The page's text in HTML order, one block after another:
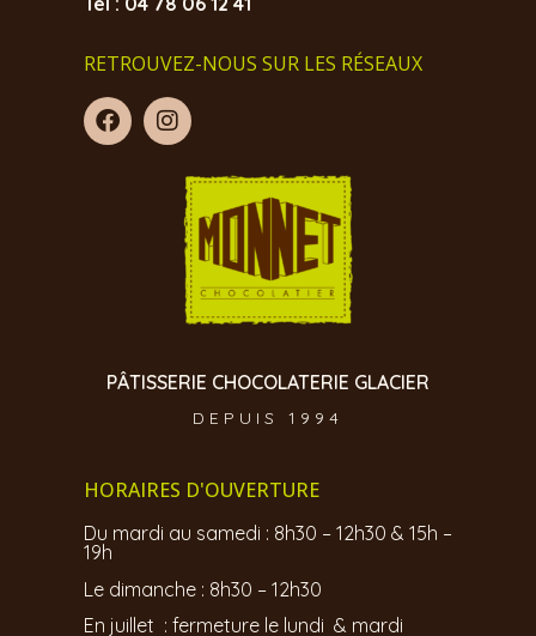
RETROUVEZ-NOUS SUR LES RÉSEAUX
PÂTISSERIE CHOCOLATERIE GLACIER
DEPUIS 1994
HORAIRES D'OUVERTURE
Du mardi au samedi : 8h30 – 12h30 & 15h –
19h
Le dimanche : 8h30 – 12h30
En juillet : fermeture le lundi & mardi